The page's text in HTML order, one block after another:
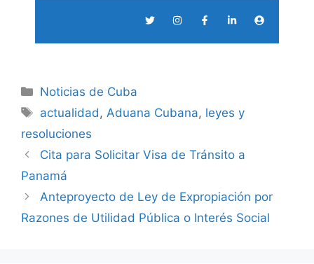
Categories
Noticias de Cuba
Tags
actualidad , Aduana Cubana, leyes y
resoluciones
Cita para Solicitar Visa de Tránsito a
Panamá
Anteproyecto de Ley de Expropiación por
Razones de Utilidad Pública o Interés Social